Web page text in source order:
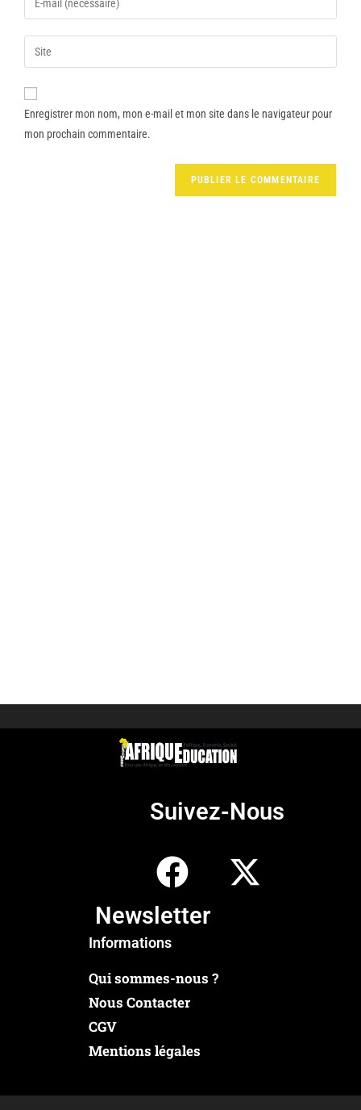
Enregistrer mon nom, mon e-mail et mon site dans le navigateur pour
mon prochain commentaire.
Suivez-Nous
Newsletter
Informations
Qui sommes-nous ?
Nous Contacter
CGV
Mentions légales